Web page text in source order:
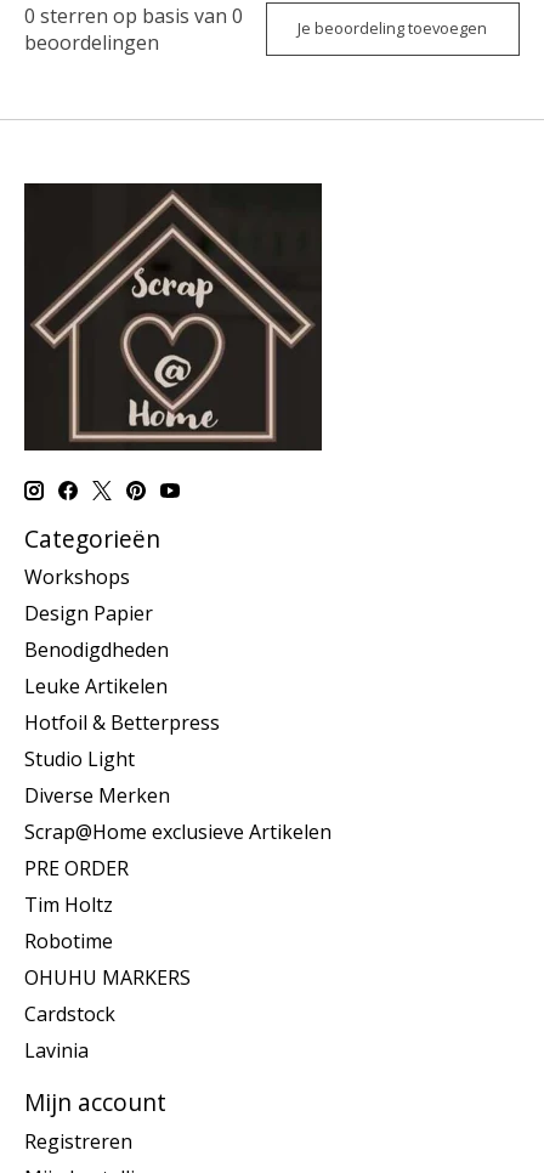
0 sterren op basis van 0
beoordelingen
Je beoordeling toevoegen
Categorieën
Workshops
Design Papier
Benodigdheden
Leuke Artikelen
Hotfoil & Betterpress
Studio Light
Diverse Merken
Scrap@Home exclusieve Artikelen
PRE ORDER
Tim Holtz
Robotime
OHUHU MARKERS
Cardstock
Lavinia
Mijn account
Registreren